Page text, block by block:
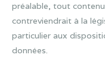
préalable, tout
contreviendrait à la
particulier aux
données.